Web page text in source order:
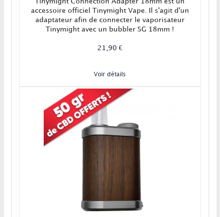
Tinymight Connection Adapter 18mm est un
accessoire officiel Tinymight Vape. Il s'agit d'un
adaptateur afin de connecter le vaporisateur
Tinymight avec un bubbler SG 18mm !
21,90 €
Voir détails